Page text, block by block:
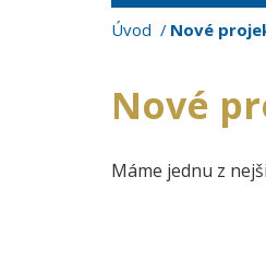
Úvod Nové
Nové
Máme jednu z